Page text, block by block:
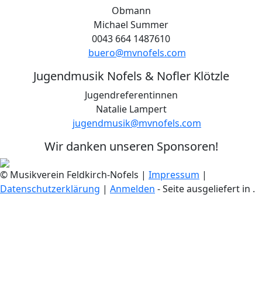
Obmann
Michael Summer
0043 664 1487610
buero@mvnofels.com
Jugendmusik Nofels & Nofler Klötzle
Jugendreferentinnen
Natalie Lampert
jugendmusik@mvnofels.com
Wir danken unseren Sponsoren!
© Musikverein Feldkirch-Nofels | Impressum |
Datenschutzerklärung | Anmelden - Seite ausgeliefert in .